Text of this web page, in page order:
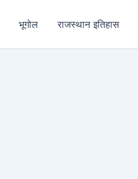
भूगोल राजस्थान इतिहास